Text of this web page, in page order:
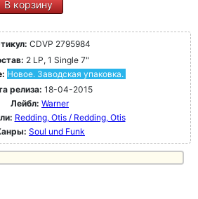
В корзину
CDVP 2795984
2 LP, 1 Single 7"
Новое. Заводская упаковка.
релиза: 18-04-2015
Лейбл: Warner
Redding, Otis / Redding, Otis
Soul und Funk